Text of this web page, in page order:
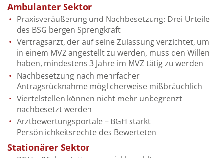
Ambulanter Sektor
Praxisveräußerung und Nachbesetzung: Drei Urteile
des BSG bergen Sprengkraft
Vertragsarzt, der auf seine Zulassung verzichtet, um
in einem MVZ angestellt zu werden, muss den Willen
haben, mindestens 3 Jahre im MVZ tätig zu werden
Nachbesetzung nach mehrfacher
Antragsrücknahme möglicherweise mißbräuchlich
Viertelstellen können nicht mehr unbegrenzt
nachbesetzt werden
Arztbewertungsportale – BGH stärkt
Persönlichkeitsrechte des Bewerteten
Stationärer Sektor